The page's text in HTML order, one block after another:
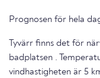
Prognosen för hela
Tyvärr finns det för
badplatsen .
vindhastigheten är 5